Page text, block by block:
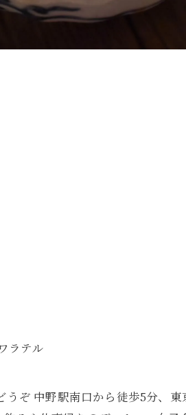
ラテル
ぞ 中野駅南口から徒歩5分、